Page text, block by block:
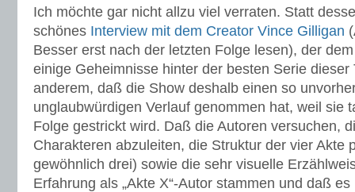
Ich möchte gar nicht allzu viel verraten. Statt
schönes Interview mit dem Creator Vince Gilligan
Besser erst nach der letzten Folge lesen), der
einige Geheimnisse hinter der besten Serie
anderem, daß die Show deshalb einen so
unglaubwürdigen Verlauf genommen hat, weil sie
Folge gestrickt wird. Daß die Autoren versuchen,
Charakteren abzuleiten, die Struktur der vier Akte
gewöhnlich drei) sowie die sehr visuelle
Erfahrung als „Akte X“-Autor stammen und daß